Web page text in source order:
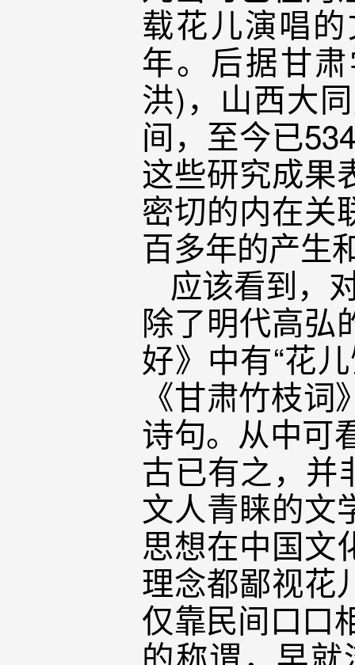
载花儿演唱
年。后据甘
洪)，山西大
间，至今已
这些研究成果
密切的内在关
百多年的产生
应该看到，
除了明代高弘
好》中有“花
《甘肃竹枝词
诗句。从中可
古已有之，并
文人青睐的文
思想在中国文
理念都鄙视花
仅靠民间口口
的称谓，早